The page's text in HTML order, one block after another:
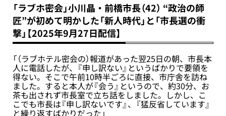
「ラブホ密会」小川晶・前橋市長（42） “政治の師
匠”が初めて明かした「新人時代」と「市長選の衝
撃」【2025年9月27日配信】
「（ラブホテル密会の）報道があった翌25日の朝、市長本
人に電話したが、『申し訳ない』というばかりで要領を
得ない。そこで午前10時半ごろに直接、市庁舎を訪ね
ました。すると本人が『会う』というので、約30分、お
茶も出されず市長室で立ち話をしました。しかし、こ
こでも市長は『申し訳ないです』、『猛反省しています』
と繰り返すばかりだった」